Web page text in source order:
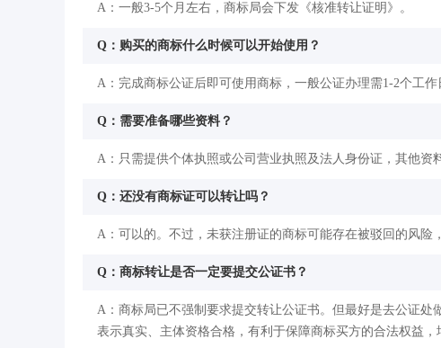
A：一般3-5个月左右，商标局会下发《核准转让证明》。
Q：购买的商标什么时候可以开始使用？
A：完成商标公证后即可使用商标，一般公证办理需1-2个工作
Q：需要准备哪些资料？
A：只需提供个体执照或公司营业执照及法人身份证，其他资
Q：还没有商标证可以转让吗？
A：可以的。不过，未获注册证的商标可能存在被驳回的风险
Q：商标转让是否一定要提交公证书？
A：商标局已不强制要求提交转让公证书。但最好是去公证
表示真实、主体资格合格，有利于保障商标买方的合法权益，